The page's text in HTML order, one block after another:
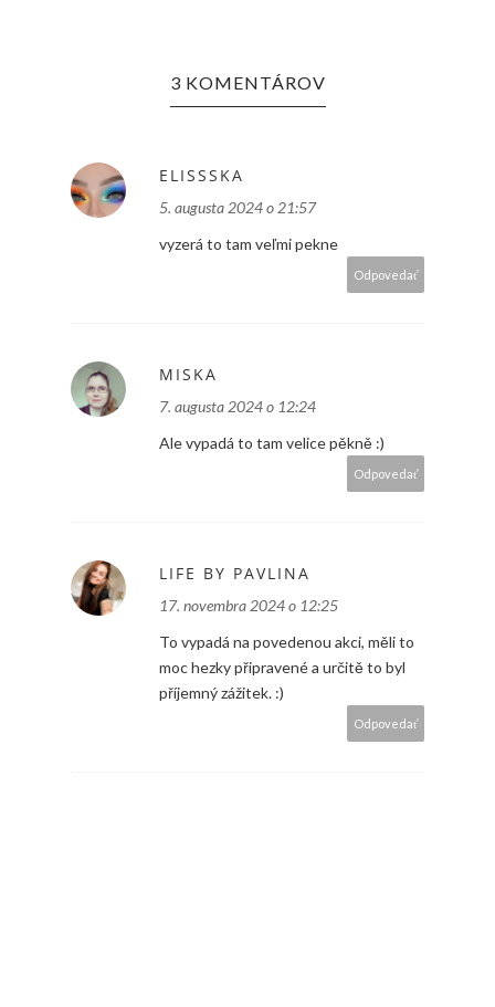
3 KOMENTÁROV
ELISSSKA
5. augusta 2024 o 21:57
vyzerá to tam veľmi pekne
Odpovedať
MISKA
7. augusta 2024 o 12:24
Ale vypadá to tam velice pěkně :)
Odpovedať
LIFE BY PAVLINA
17. novembra 2024 o 12:25
To vypadá na povedenou akci, měli to
moc hezky připravené a určitě to byl
příjemný zážitek. :)
Odpovedať